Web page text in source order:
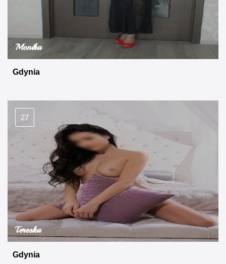
Monika
Gdynia
27
Tereska
Gdynia